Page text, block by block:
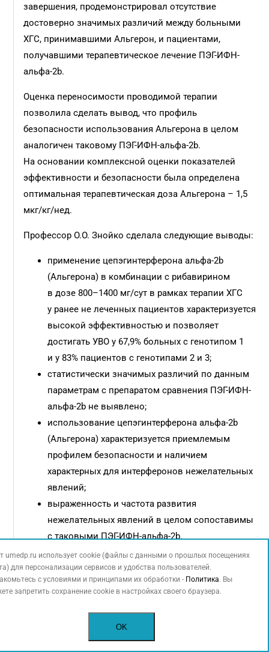
завершения, продемонстрировал отсутствие
достоверно значимых различий между больными
ХГС, принимавшими Альгерон, и пациентами,
получавшими терапевтическое лечение ПЭГ-ИФН-
альфа-2b.
Оценка переносимости проводимой терапии
позволила сделать вывод, что профиль
безопасности использования Альгерона в целом
аналогичен таковому ПЭГ-ИФН-альфа-2b.
На основании комплексной оценки показателей
эффективности и безопасности была определена
оптимальная терапевтическая доза Альгерона – 1,5
мкг/кг/нед.
Профессор О.О. Знойко сделала следующие выводы:
применение цепэгинтерферона альфа-2b
(Альгерона) в комбинации с рибавирином
в дозе 800–1400 мг/сут в рамках терапии ХГС
у ранее не леченных пациентов характеризуется
высокой эффективностью и позволяет
достигать УВО у 67,9% больных с генотипом 1
и у 83% пациентов с генотипами 2 и 3;
статистически значимых различий по данным
параметрам с препаратом сравнения ПЭГ-ИФН-
альфа-2b не выявлено;
использование цепэгинтерферона альфа-2b
(Альгерона) характеризуется приемлемым
профилем безопасности и наличием
характерных для интерферонов нежелательных
явлений;
выраженность и частота развития
нежелательных явлений в целом сопоставимы
с таковыми ПЭГ-ИФН-альфа-2b.
В заключение докладчик представила
рекомендуемый режим применения
цепэгинтерферона альфа-2b (Альгерона) в терапии
ранее не леченных больных ХГС:
umedp.ru использует cookie (файлы с данными о прошлых посещениях
для персонализации сервисов и удобства пользователей.
с условиями и принципами их обработки - Политика. Вы
запретить сохранение cookie в настройках своего браузера.
OK